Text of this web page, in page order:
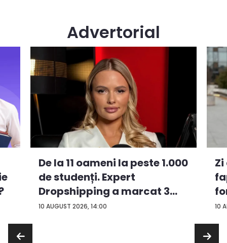
Advertorial
10 AUGUST 2026, 14:00
De la 11 oameni la peste 1.000
de studenți. Expert
Dropshipping a marcat 3
an...
10